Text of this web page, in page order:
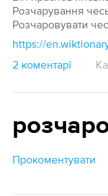
Розчарування
Розчаровувати
2 коментарі
Прокоментувати